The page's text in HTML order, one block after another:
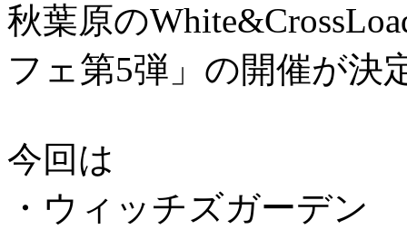
秋葉原の
フェ第5弾」の開催が決
今回は
・ウィッチズガーデン